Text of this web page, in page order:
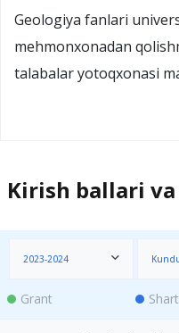
Geologiya fanlari
mehmonxonadan
talabalar yotoqxonasi
Kirish ballari
2023-2024
Grant